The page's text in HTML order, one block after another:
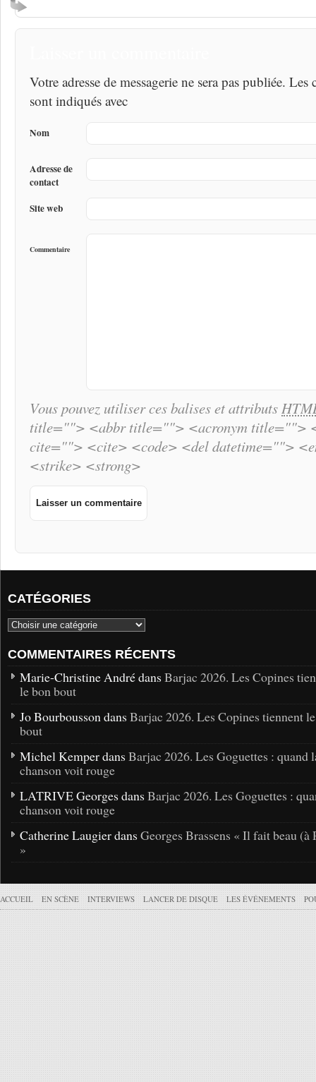
Votre adresse de messagerie ne sera pas publiée.
sont indiqués avec
Nom
Adresse de
contact
Site web
Commentaire
Vous pouvez utiliser ces balises et attributs
title=""> <abbr title=""> <acronym title="">
cite=""> <cite> <code> <del datetime="">
<strike> <strong>
CATÉGORIES
COMMENTAIRES RÉCENTS
Marie-Christine André dans Barjac 2026. Les Copines
le bon bout
Jo Bourbousson dans Barjac 2026. Les Copines tiennent
bout
Michel Kemper dans Barjac 2026. Les Goguettes : quand
chanson voit rouge
LATRIVE Georges dans Barjac 2026. Les Goguettes :
chanson voit rouge
Catherine Laugier dans Georges Brassens « Il fait beau (à
»
ACCUEIL EN SCÈNE INTERVIEWS LANCER DE DISQUE LES ÉVÉNEMENTS